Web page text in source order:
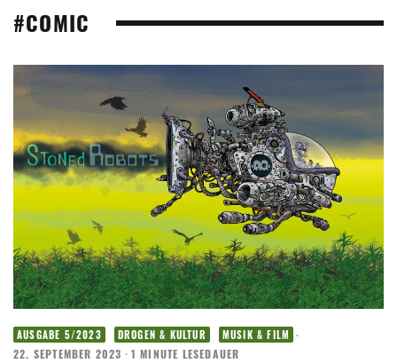
#COMIC
AUSGABE 5/2023 DROGEN & KULTUR MUSIK & FILM ·
22. SEPTEMBER 2023 · 1 MINUTE LESEDAUER